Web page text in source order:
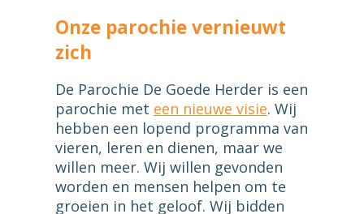
Onze parochie vernieuwt
zich
De Parochie De Goede Herder is een
parochie met een nieuwe visie. Wij
hebben een lopend programma van
vieren, leren en dienen, maar we
willen meer. Wij willen gevonden
worden en mensen helpen om te
groeien in het geloof. Wij bidden